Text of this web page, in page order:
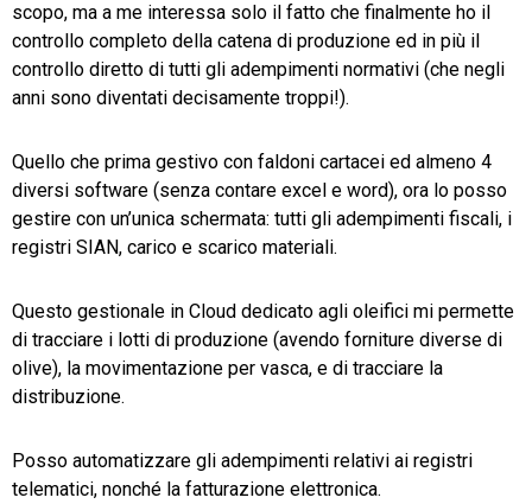
scopo, ma a me interessa solo il fatto che finalmente ho il
controllo completo della catena di produzione ed in più il
controllo diretto di tutti gli adempimenti normativi (che negli
anni sono diventati decisamente troppi!).
Quello che prima gestivo con faldoni cartacei ed almeno 4
diversi software (senza contare excel e word), ora lo posso
gestire con un’unica schermata: tutti gli adempimenti fiscali, i
registri SIAN, carico e scarico materiali.
Questo gestionale in Cloud dedicato agli oleifici mi permette
di tracciare i lotti di produzione (avendo forniture diverse di
olive), la movimentazione per vasca, e di tracciare la
distribuzione.
Posso automatizzare gli adempimenti relativi ai registri
telematici, nonché la fatturazione elettronica.